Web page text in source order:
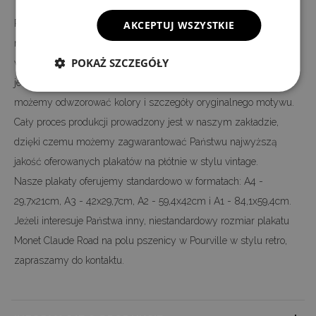
Plakat Monet Claude Road na polu pszenicy w Pourville jest
nadrukowany na wysokiej jakości płótnie, a nie na papierze - jak
większość plakatów oferowanych na rynku. Nadruk wykonany
jest w technologii cyfrowej, dzięki czemu w 100 procentach,
możemy odwzorować kolory i szczegóły oryginalnego motywu.
Cały proces produkcji prowadzony jest w naszym zakładzie,
dzięki czemu możemy zagwarantować Państwu najwyższą
jakość oferowanych plakatów na płótnie w stylu vintage.
Nasze plakaty oferujemy standardowo w formatach: A4 -
29,7x21cm, A3 - 42x29,7cm, A2 - 59,4x42cm i A1 - 84,1x59,4cm.
Jeżeli interesuje Państwa inny, niestandardowy rozmiar plakatu
Monet Claude Road na polu pszenicy w Pourville w stylu retro,
zapraszamy do kontaktu.
AKCEPTUJ WSZYSTKIE
POKAŻ SZCZEGÓŁY